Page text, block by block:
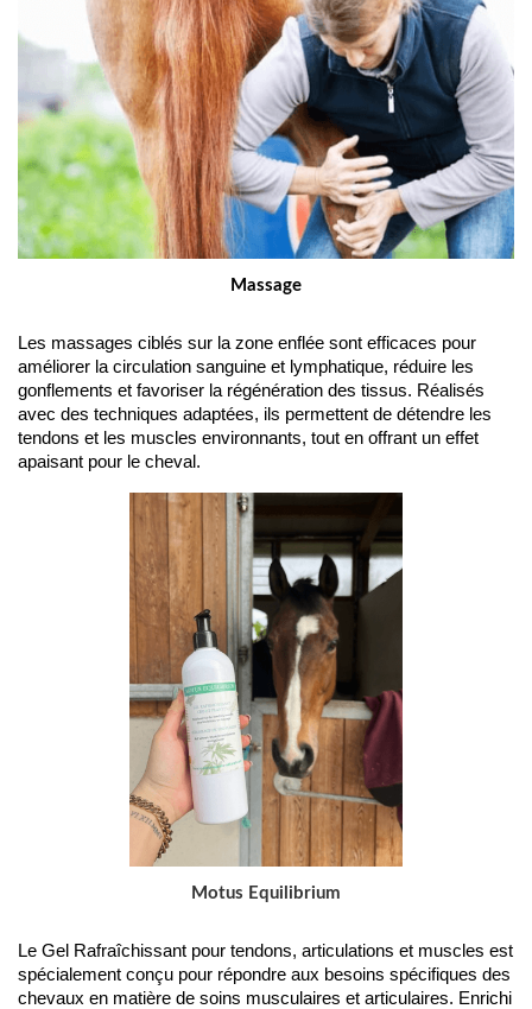
Massage
Les massages ciblés sur la zone enflée sont efficaces pour
améliorer la circulation sanguine et lymphatique, réduire les
gonflements et favoriser la régénération des tissus. Réalisés
avec des techniques adaptées, ils permettent de détendre les
tendons et les muscles environnants, tout en offrant un effet
apaisant pour le cheval.
Motus Equilibrium
Le Gel Rafraîchissant pour tendons, articulations et muscles est
spécialement conçu pour répondre aux besoins spécifiques des
chevaux en matière de soins musculaires et articulaires. Enrichi